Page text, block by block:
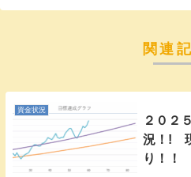
関連
資金状況
２０
況！!
り！！